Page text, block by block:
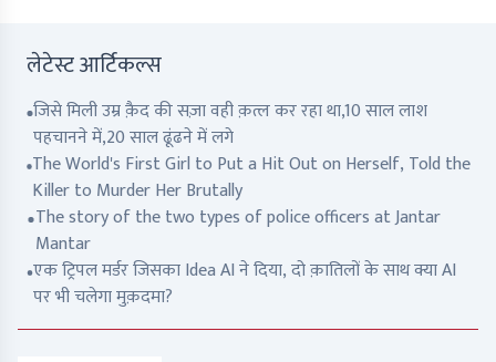
लेटेस्ट आर्टिकल्स
जिसे मिली उम्र क़ैद की सज़ा वही क़त्ल कर रहा था,10 साल लाश
पहचानने में,20 साल ढूंढने में लगे
The World's First Girl to Put a Hit Out on Herself, Told the
Killer to Murder Her Brutally
The story of the two types of police officers at Jantar
Mantar
एक ट्रिपल मर्डर जिसका Idea AI ने दिया, दो क़ातिलों के साथ क्या AI
पर भी चलेगा मुक़दमा?